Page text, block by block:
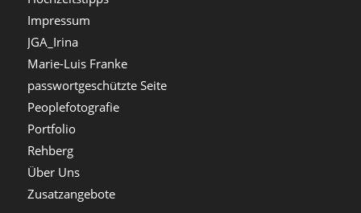
Impressum
JGA_Irina
Marie-Luis Franke
passwortgeschützte Seite
Peoplefotografie
Portfolio
Rehberg
Über Uns
Zusatzangebote